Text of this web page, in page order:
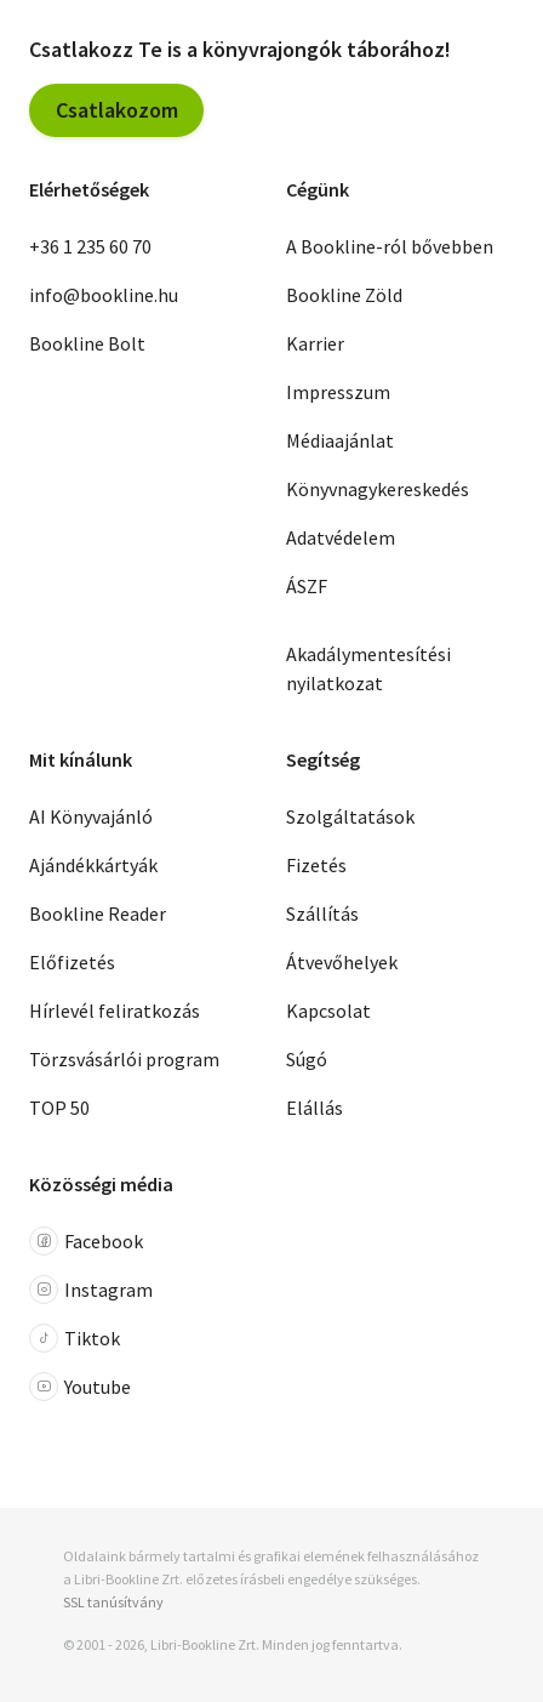
Csatlakozz Te is a könyvrajongók táborához!
Csatlakozom
Elérhetőségek
+36 1 235 60 70
info@bookline.hu
Bookline Bolt
Cégünk
A Bookline-ról bővebben
Bookline Zöld
Karrier
Impresszum
Médiaajánlat
Könyvnagykereskedés
Adatvédelem
ÁSZF
Akadálymentesítési
nyilatkozat
Mit kínálunk
AI Könyvajánló
Ajándékkártyák
Bookline Reader
Előfizetés
Hírlevél feliratkozás
Törzsvásárlói program
TOP 50
Segítség
Szolgáltatások
Fizetés
Szállítás
Átvevőhelyek
Kapcsolat
Súgó
Elállás
Közösségi média
Facebook
Instagram
Tiktok
Youtube
Oldalaink bármely tartalmi és grafikai elemének felhasználásához
a Libri-Bookline Zrt. előzetes írásbeli engedélye szükséges.
SSL tanúsítvány
© 2001 - 2026, Libri-Bookline Zrt. Minden jog fenntartva.